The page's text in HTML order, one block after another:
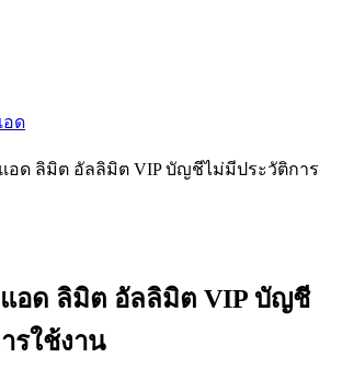
อด
อด ลิมิต อัลลิมิต VIP บัญชีไม่มีประวัติการ
อด ลิมิต อัลลิมิต VIP บัญชี
รใช้งาน